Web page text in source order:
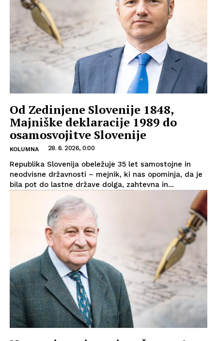
Od Zedinjene Slovenije 1848,
Majniške deklaracije 1989 do
osamosvojitve Slovenije
KOLUMNA 28. 6. 2026, 0:00
Republika Slovenija obeležuje 35 let samostojne in
neodvisne državnosti – mejnik, ki nas opominja, da je
bila pot do lastne države dolga, zahtevna in...